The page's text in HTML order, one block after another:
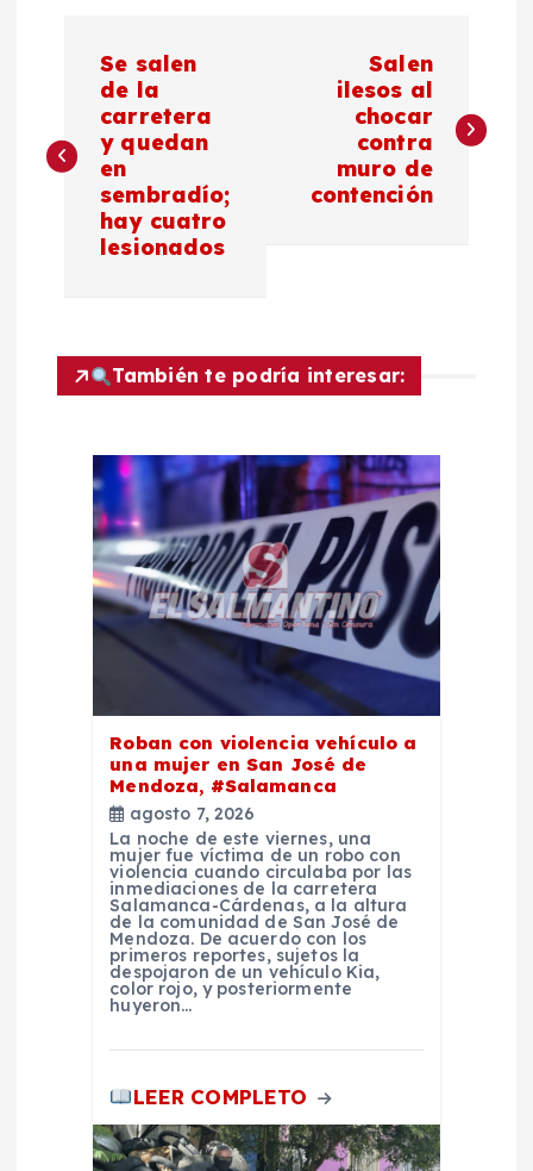
v
c
Se salen
de la
carretera
y quedan
en
sembradío;
hay cuatro
lesionados
Salen
ilesos al
chocar
contra
muro de
contención
También te podría interesar:
Roban con violencia vehículo a
una mujer en San José de
Mendoza, #Salamanca
agosto 7, 2026
La noche de este viernes, una
mujer fue víctima de un robo con
violencia cuando circulaba por las
inmediaciones de la carretera
Salamanca-Cárdenas, a la altura
de la comunidad de San José de
Mendoza. De acuerdo con los
primeros reportes, sujetos la
despojaron de un vehículo Kia,
color rojo, y posteriormente
huyeron…
LEER COMPLETO